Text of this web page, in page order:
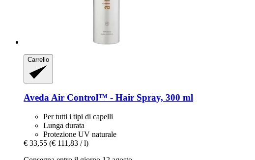
Carrello
AvedaAir Control™ -​ Hair Spray, 300 ml
Per tutti i tipi di capelli
Lunga durata
Protezione UV naturale
€ 33,55 (€ 111,83 / l)